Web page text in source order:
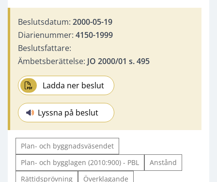
Beslutsdatum: 2000-05-19
Diarienummer: 4150-1999
Beslutsfattare:
Ämbetsberättelse: JO 2000/01 s. 495
Ladda ner beslut
Lyssna på beslut
Plan- och byggnadsväsendet
Plan- och bygglagen (2010:900) - PBL
Anstånd
Rättidsprövning
Överklagande